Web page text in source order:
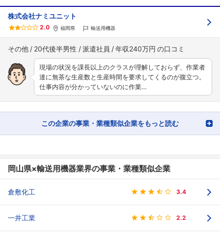
株式会社ナミユニット
2.0 福岡県 輸送用機器
その他 20代後半男性 派遣社員 年収240万円
現場の状況を課長以上のクラスが理解しておらず、作業者
達に無茶な生産数と生産時間を要求してくるのが腹立つ。
仕事内容が分かっていないのに作業…
この企業の事業・業種類似企業をもっと読む
岡山県×輸送用機器業界の事業・業種類似企業
倉敷化工 3.4
一井工業 2.2